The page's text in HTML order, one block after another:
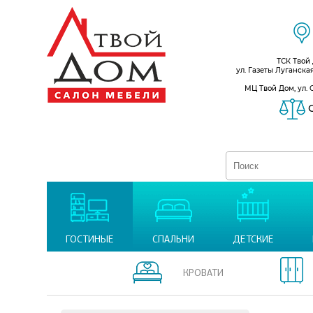
ТСК Твой
ул. Газеты
МЦ Твой Дом, ул.
ГОСТИНЫЕ СПАЛЬНИ ДЕТСКИЕ
КРОВАТИ